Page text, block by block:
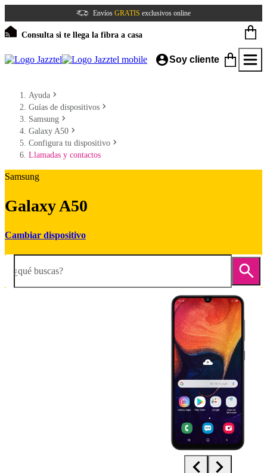
Envíos GRATIS exclusivos online
Consulta si te llega la fibra a casa
Soy cliente
Ayuda
Guías de dispositivos
Samsung
Galaxy A50
Configura tu dispositivo
Llamadas y contactos
Samsung
Galaxy A50
Cambiar dispositivo
¿qué buscas?